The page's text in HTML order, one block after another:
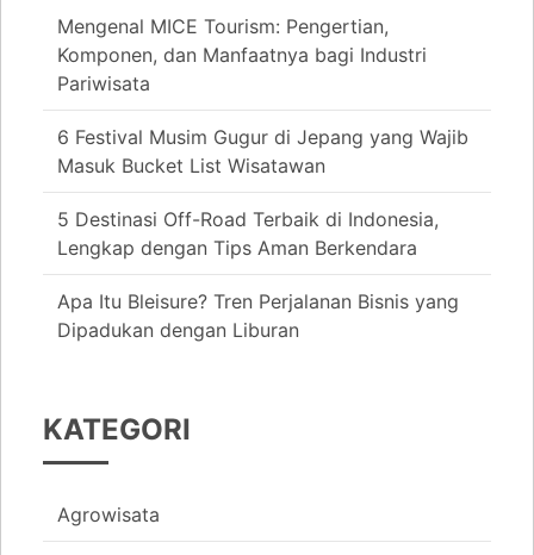
Mengenal MICE Tourism: Pengertian,
Komponen, dan Manfaatnya bagi Industri
Pariwisata
6 Festival Musim Gugur di Jepang yang Wajib
Masuk Bucket List Wisatawan
5 Destinasi Off-Road Terbaik di Indonesia,
Lengkap dengan Tips Aman Berkendara
Apa Itu Bleisure? Tren Perjalanan Bisnis yang
Dipadukan dengan Liburan
KATEGORI
Agrowisata